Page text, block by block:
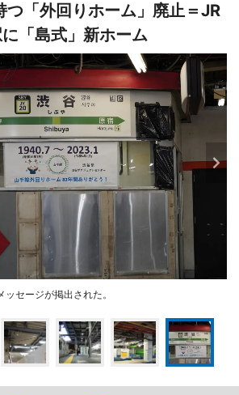
「外回りホーム」廃止＝JR
「島式」新ホーム
セージが掲出された。